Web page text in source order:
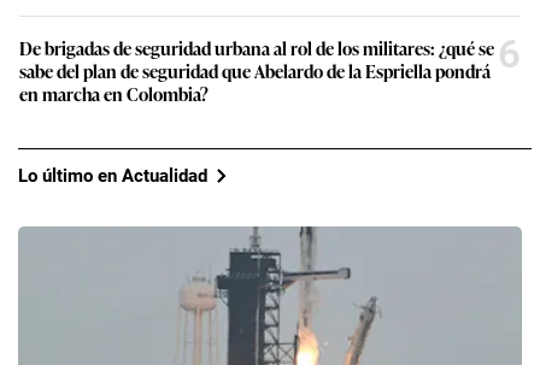
De brigadas de seguridad urbana al rol de los militares: ¿qué se
sabe del plan de seguridad que Abelardo de la Espriella pondrá
en marcha en Colombia?
6
Lo último en Actualidad